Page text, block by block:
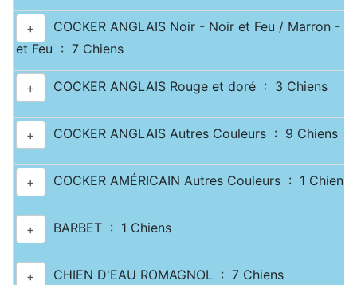
+
COCKER ANGLAIS Noir - Noir et Feu / Marron -
et Feu : 7 Chiens
+ COCKER ANGLAIS Rouge et doré : 3 Chiens
+ COCKER ANGLAIS Autres Couleurs : 9 Chiens
+ COCKER AMÉRICAIN Autres Couleurs : 1 Chiens
+ BARBET : 1 Chiens
+ CHIEN D'EAU ROMAGNOL : 7 Chiens